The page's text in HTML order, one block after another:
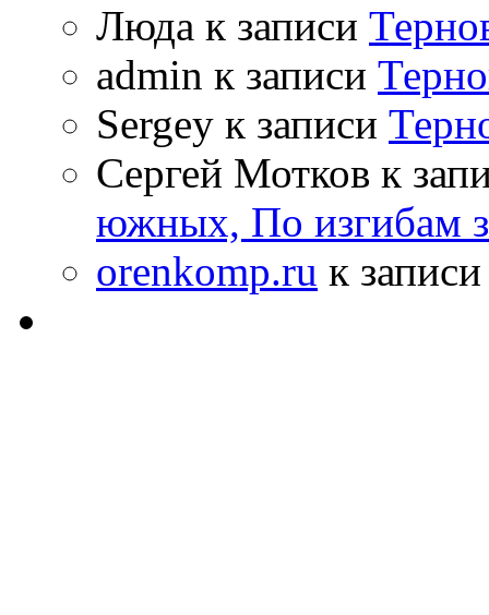
Люда к записи
admin к записи
Sergey к записи
Сергей Мотков к
южных, По изгибам
orenkomp.ru к